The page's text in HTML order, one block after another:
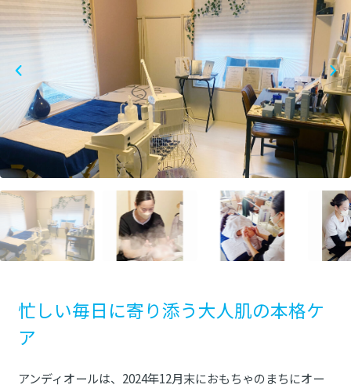
忙しい毎日に寄り添う大人肌の本格ケ
ア
アンディオールは、2024年12月末におもちゃのまちにオー